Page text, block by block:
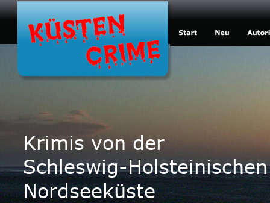
Krimis von der
Schleswig-Holsteinischen
Nordseeküste